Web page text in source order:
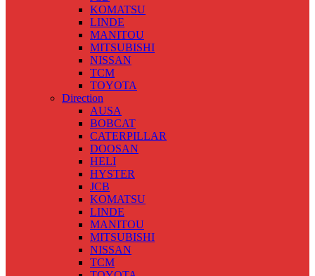
KOMATSU
LINDE
MANITOU
MITSUBISHI
NISSAN
TCM
TOYOTA
Direction
AUSA
BOBCAT
CATERPILLAR
DOOSAN
HELI
HYSTER
JCB
KOMATSU
LINDE
MANITOU
MITSUBISHI
NISSAN
TCM